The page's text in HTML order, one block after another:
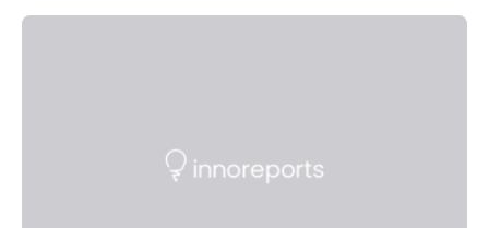
für neurologische und psychiatrische Erkrankungen